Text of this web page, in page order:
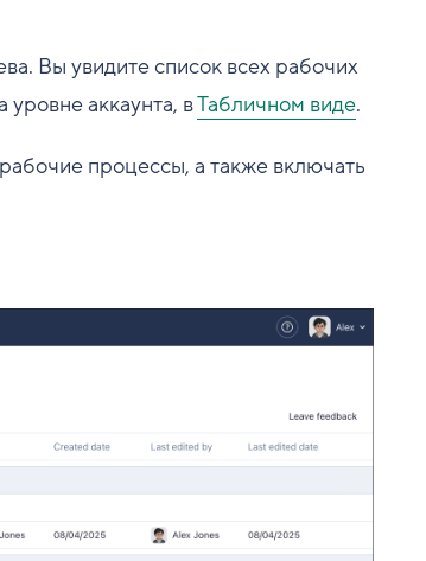
Вы увидите список всех рабочих
уровне аккаунта, вТабличном виде.
процессы, а также включать